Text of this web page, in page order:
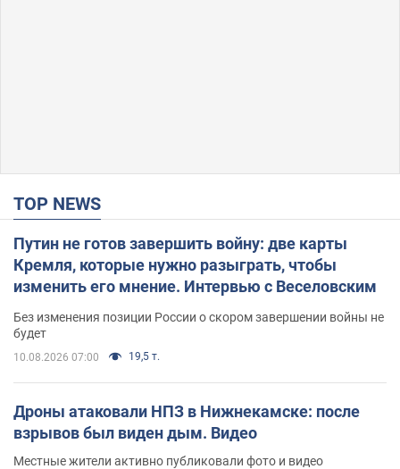
TOP NEWS
Путин не готов завершить войну: две карты
Кремля, которые нужно разыграть, чтобы
изменить его мнение. Интервью с Веселовским
Без изменения позиции России о скором завершении войны не
будет
10.08.2026 07:00 19,5 т.
Дроны атаковали НПЗ в Нижнекамске: после
взрывов был виден дым. Видео
Местные жители активно публиковали фото и видео